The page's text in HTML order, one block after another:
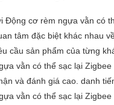
Động cơ rèm ngựa vằn có
tâm đặc biệt khác nhau
cầu sản phẩm của từng
vằn có thể sạc lại
và đánh giá cao. danh
vằn có thể sạc lại